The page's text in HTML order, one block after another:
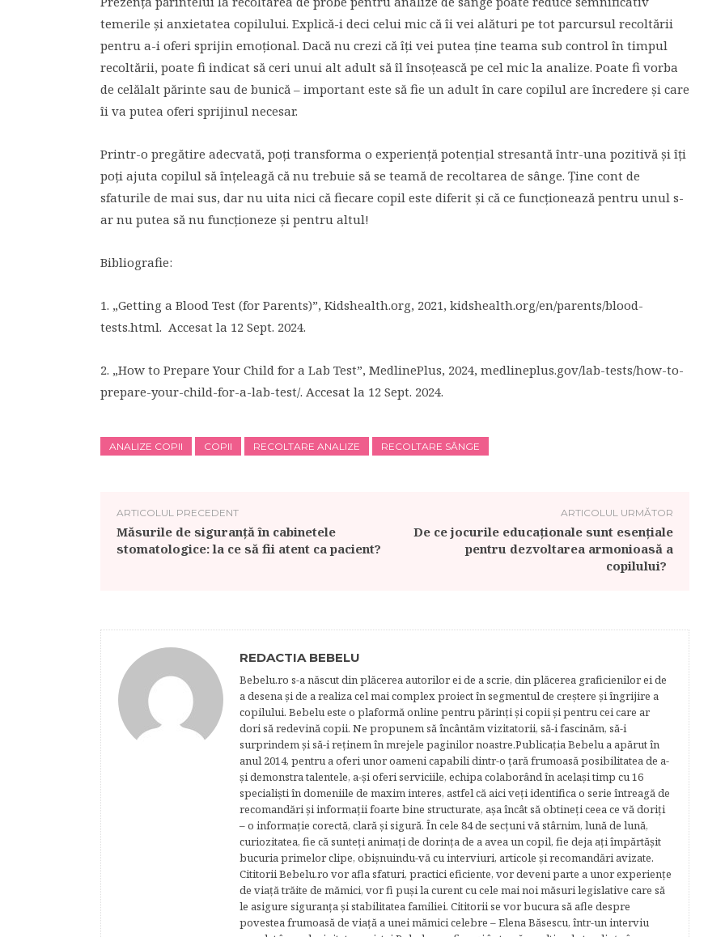
temerile și anxietatea copilului. Explică-i deci celui mic că îi vei alături pe tot parcursul recoltării
pentru a-i oferi sprijin emoțional. Dacă nu crezi că îți vei putea ține teama sub control în timpul
recoltării, poate fi indicat să ceri unui alt adult să îl însoțească pe cel mic la analize. Poate fi vorba
de celălalt părinte sau de bunică – important este să fie un adult în care copilul are încredere și care
îi va putea oferi sprijinul necesar.
Printr-o pregătire adecvată, poți transforma o experiență potențial stresantă într-una pozitivă și îți
poți ajuta copilul să înțeleagă că nu trebuie să se teamă de recoltarea de sânge. Ține cont de
sfaturile de mai sus, dar nu uita nici că fiecare copil este diferit și că ce funcționează pentru unul s-
ar nu putea să nu funcționeze și pentru altul!
Bibliografie:
1. „Getting a Blood Test (for Parents)”, Kidshealth.org, 2021, kidshealth.org/en/parents/blood-
tests.html. Accesat la 12 Sept. 2024.
2. „How to Prepare Your Child for a Lab Test”, MedlinePlus, 2024, medlineplus.gov/lab-tests/how-to-
prepare-your-child-for-a-lab-test/. Accesat la 12 Sept. 2024.
ANALIZE COPII COPII RECOLTARE ANALIZE RECOLTARE SÂNGE
ARTICOLUL PRECEDENT
Măsurile de siguranță în cabinetele
stomatologice: la ce să fii atent ca pacient?
ARTICOLUL URMĂTOR
De ce jocurile educaționale sunt esențiale
pentru dezvoltarea armonioasă a
copilului?
REDACTIA BEBELU
Bebelu.ro s-a născut din plăcerea autorilor ei de a scrie, din plăcerea graficienilor ei de
a desena şi de a realiza cel mai complex proiect în segmentul de creştere şi îngrijire a
copilului. Bebelu este o plaformă online pentru părinţi şi copii şi pentru cei care ar
dori să redevină copii. Ne propunem să încântăm vizitatorii, să-i fascinăm, să-i
surprindem şi să-i reţinem în mrejele paginilor noastre.​ Publicația Bebelu a apărut în
anul 2014, pentru a oferi unor oameni capabili dintr-o ţară frumoasă posibilitatea de a-
şi demonstra talentele, a-şi oferi serviciile, echipa colaborând în acelaşi timp cu 16
specialişti în domeniile de maxim interes, astfel că aici veţi identifica o serie întreagă de
recomandări şi informaţii foarte bine structurate, aşa încât să obtineţi ceea ce vă doriţi
– o informaţie corectă, clară şi sigură. În cele 84 de secțuni vă stârnim, lună de lună,
curiozitatea, fie că sunteţi animaţi de dorinţa de a avea un copil, fie deja aţi împărtăşit
bucuria primelor clipe, obişnuindu-vă cu interviuri, articole şi recomandări avizate.
Cititorii Bebelu.ro vor afla sfaturi, practici eficiente, vor deveni parte a unor experienţe
de viaţă trăite de mămici, vor fi puşi la curent cu cele mai noi măsuri legislative care să
le asigure siguranţa şi stabilitatea familiei. Cititorii se vor bucura să afle despre
povestea frumoasă de viață a unei mămici celebre – Elena Băsescu, într-un interviu